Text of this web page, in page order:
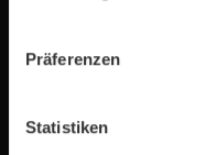
Präferenzen
Statistiken
Galopprennbahn